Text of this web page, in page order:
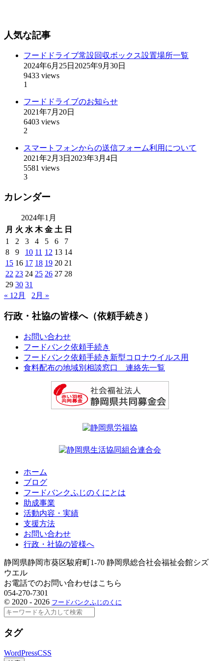
人気な記事
フードドライブ常設回収ボックス設置場所一覧
2024年6月25日 2025年9月30日
9433 views
1
フードドライブのお知らせ
2021年7月20日
6403 views
2
スマートフォンからの送信フォーム利用について
2021年2月3日 2023年3月4日
5581 views
3
カレンダー
2024年1月
月 火 水 木 金 土 日
1
2 3 4 5 6
7
8
9 10 11 12 13 14
15 16 17 18 19 20 21
22 23 24 25 26 27 28
29 30 31
« 12月
2月 »
行政・社協の皆様へ（依頼手続き）
お問い合わせ
フードバンク依頼手続き
フードバンク依頼手続き新型コロナウイルス用
食料配布の地域別相談窓口 連絡先一覧
ホーム
ブログ
フードバンクふじのくにとは
助成事業
活動内容・実績
支援方法
お問い合わせ
行政・社協の皆様へ
静岡県静岡市葵区駿府町1-70 静岡県総合社会福祉会館シズ
ウエル
お電話でのお問い合わせはこちら
054-270-7301
© 2020 - 2026 フードバンクふじのくに
検
タグ
WordPressCSS